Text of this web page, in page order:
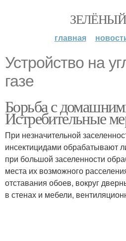
главная
Устройство на
газе
Борьба с
Истребительные
При незначительной
инсектицидами обрабатывают
при большой заселенности
места их возможного
отставания обоев, вокруг
в стенах и мебели,